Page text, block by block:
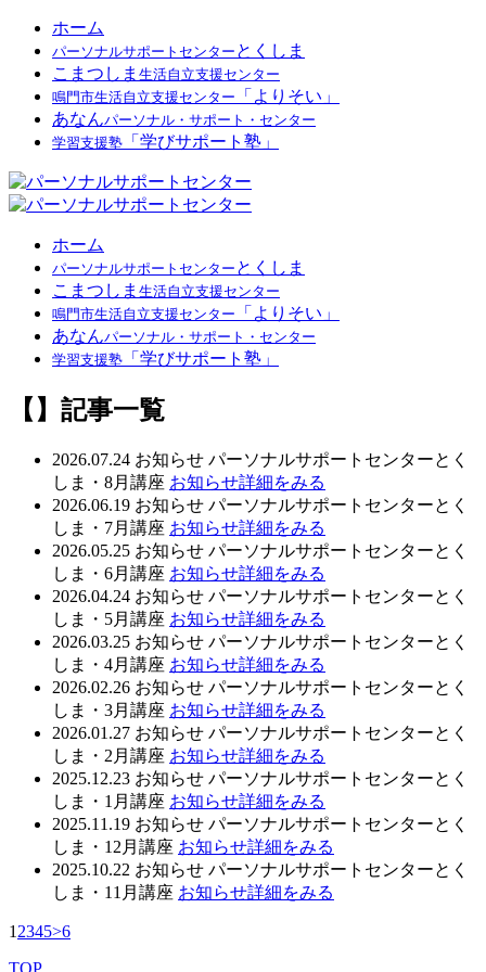
ホーム
パーソナルサポートセンター とくしま
こまつしま 生活自立支援センター
鳴門市生活自立支援センター
「よりそい」
あなんパーソナル・サポート・センター
学習支援塾 「学びサポート塾」
ホーム
パーソナルサポートセンター とくしま
こまつしま 生活自立支援センター
鳴門市生活自立支援センター
「よりそい」
あなんパーソナル・サポート・センター
学習支援塾 「学びサポート塾」
【】記事一覧
2026.07.24 お知らせ パーソナルサポートセンターとく
しま・8月講座 お知らせ詳細をみる
2026.06.19 お知らせ パーソナルサポートセンターとく
しま・7月講座 お知らせ詳細をみる
2026.05.25 お知らせ パーソナルサポートセンターとく
しま・6月講座 お知らせ詳細をみる
2026.04.24 お知らせ パーソナルサポートセンターとく
しま・5月講座 お知らせ詳細をみる
2026.03.25 お知らせ パーソナルサポートセンターとく
しま・4月講座 お知らせ詳細をみる
2026.02.26 お知らせ パーソナルサポートセンターとく
しま・3月講座 お知らせ詳細をみる
2026.01.27 お知らせ パーソナルサポートセンターとく
しま・2月講座 お知らせ詳細をみる
2025.12.23 お知らせ パーソナルサポートセンターとく
しま・1月講座 お知らせ詳細をみる
2025.11.19 お知らせ パーソナルサポートセンターとく
しま・12月講座 お知らせ詳細をみる
2025.10.22 お知らせ パーソナルサポートセンターとく
しま・11月講座 お知らせ詳細をみる
1 2345>6
TOP